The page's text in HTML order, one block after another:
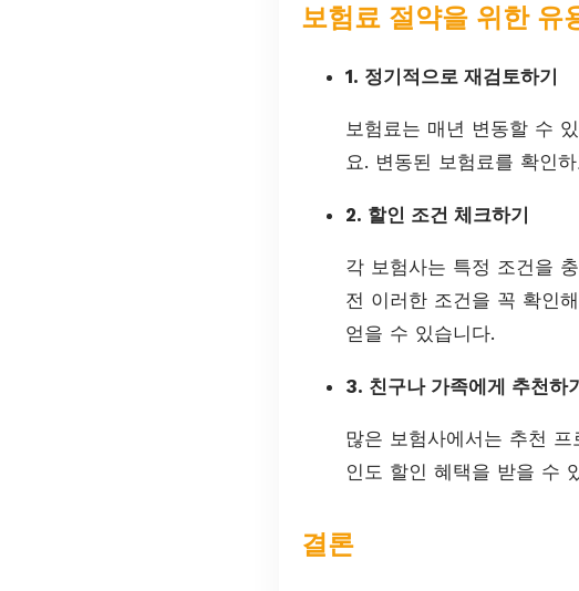
보험료 절약을 위한 유
1. 정기적으로 재검토하기
보험료는 매년 변동할 수
요. 변동된 보험료를 확인
2. 할인 조건 체크하기
각 보험사는 특정 조건을
전 이러한 조건을 꼭 확인
얻을 수 있습니다.
3. 친구나 가족에게 추천하
많은 보험사에서는 추천
인도 할인 혜택을 받을 수
결론